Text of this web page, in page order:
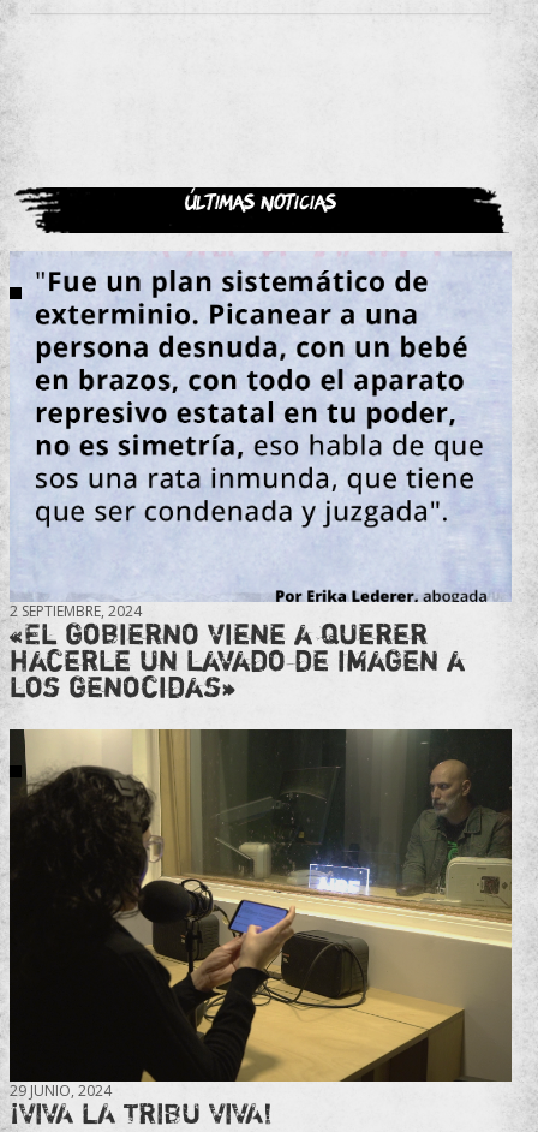
Últimas noticias
2 SEPTIEMBRE, 2024
«El gobierno viene a querer
hacerle un lavado de imagen a
los genocidas»
29 JUNIO, 2024
¡VIVA LA TRIBU VIVA!